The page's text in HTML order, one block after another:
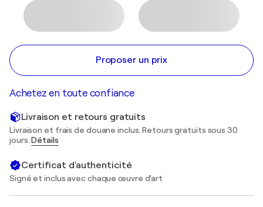
Proposer un prix
Achetez en toute confiance
Livraison et retours gratuits
Livraison et frais de douane inclus. Retours gratuits sous 30
jours.Détails
Certificat d'authenticité
Signé et inclus avec chaque œuvre d'art